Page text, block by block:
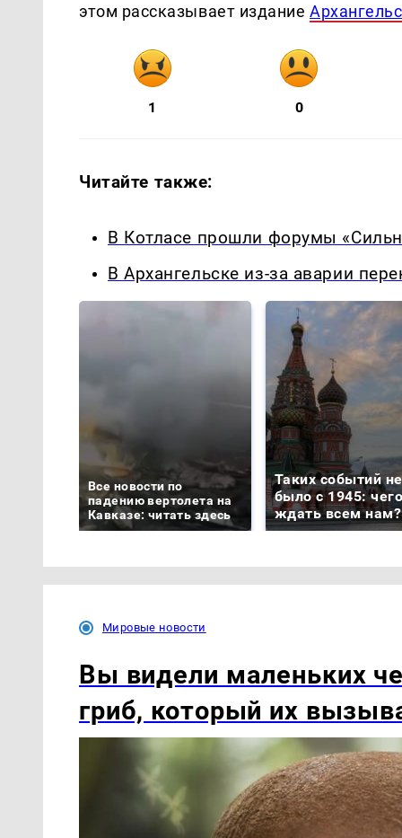
этом рассказывает издание
1 0
Читайте также:
В Котласе прошли форумы
В Архангельске из-за аварии
Все новости по
падению вертолета на
Кавказе: читать здесь
Таких событий не
было с 1945:
ждать всем нам?
Мировые новости
Вы видели маленьких
гриб, который их